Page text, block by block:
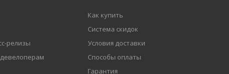
релизы
Как купить
Система скидок
Условия доставки
Способы оплаты
Гарантия